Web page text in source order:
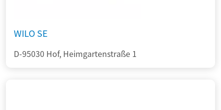
WILO SE
D-95030 Hof, Heimgartenstraße 1